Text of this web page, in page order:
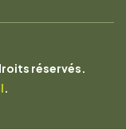
réservés.
.